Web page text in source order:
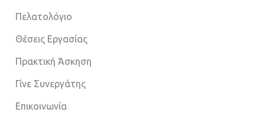
Πελατολόγιο
Θέσεις Εργασίας
Πρακτική Άσκηση
Γίνε Συνεργάτης
Επικοινωνία